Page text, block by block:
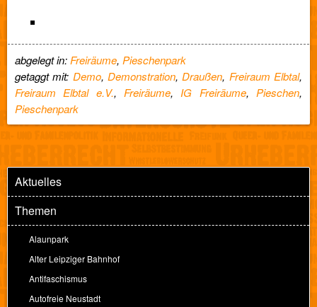
abgelegt in: Freiräume, Pieschenpark
getaggt mit: Demo,Demonstration,Draußen, Freiraum Elbtal,
Freiraum Elbtal e.V., Freiräume, IG Freiräume, Pieschen,
Pieschenpark
Aktuelles
Themen
Alaunpark
Alter Leipziger Bahnhof
Antifaschismus
Autofreie Neustadt